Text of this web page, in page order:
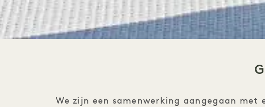
We zijn een samenwerking aangegaan